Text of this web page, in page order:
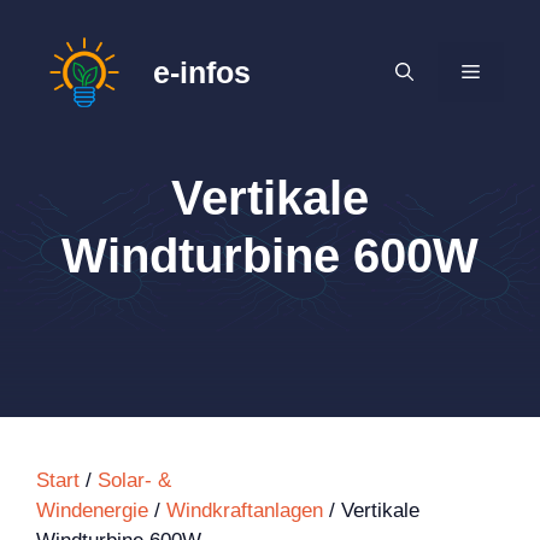
springen
e-infos MENÜ
Vertikale
Windturbine 600W
Start / Solar- &
Windenergie / Windkraftanlagen / Vertikale